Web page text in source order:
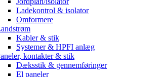
Ladekontrol & isolator
Omformere
Kabler & stik
Systemer & HPFI anlæg
kontakter & stik
Dæksstik & gennemføringer
El paneler